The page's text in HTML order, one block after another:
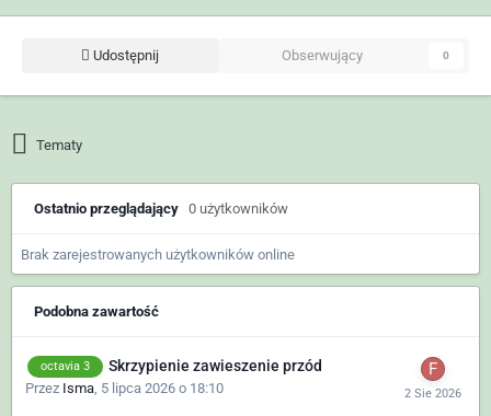
Udostępnij Obserwujący 0
Tematy
Ostatnio przeglądający 0 użytkowników
Brak zarejestrowanych użytkowników online
Podobna zawartość
octavia 3 Skrzypienie zawieszenie przód
Przez Isma, 5 lipca 2026 o 18:10